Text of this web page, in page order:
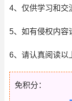
4、仅供学习和交
5、如有侵权内容
6、请认真阅读以
免积分：